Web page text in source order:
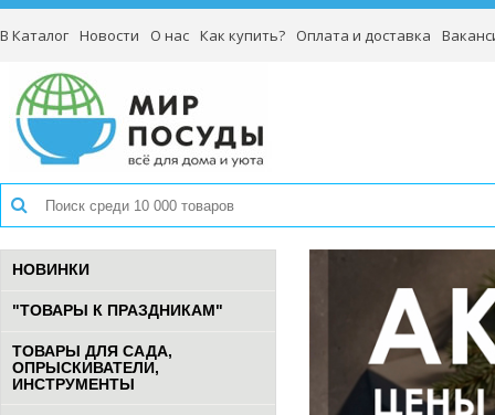
В Каталог Новости О нас Как купить? Оплата и доставка
НОВИНКИ
"ТОВАРЫ К ПРАЗДНИКАМ"
ТОВАРЫ ДЛЯ САДА,
ОПРЫСКИВАТЕЛИ,
ИНСТРУМЕНТЫ